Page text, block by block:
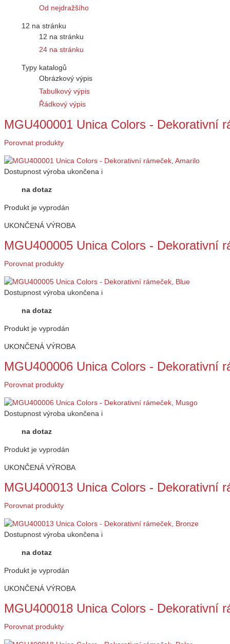
Od nejdražšího
12 na stránku
12 na stránku
24 na stránku
Typy katalogů
Obrázkový výpis
Tabulkový výpis
Řádkový výpis
MGU400001 Unica Colors - Dekorativní
Porovnat produkty
Dostupnost výroba ukončena i
na dotaz
Produkt je vyprodán
UKONČENÁ VÝROBA
MGU400005 Unica Colors - Dekorativní
Porovnat produkty
Dostupnost výroba ukončena i
na dotaz
Produkt je vyprodán
UKONČENÁ VÝROBA
MGU400006 Unica Colors - Dekorativní
Porovnat produkty
Dostupnost výroba ukončena i
na dotaz
Produkt je vyprodán
UKONČENÁ VÝROBA
MGU400013 Unica Colors - Dekorativní
Porovnat produkty
Dostupnost výroba ukončena i
na dotaz
Produkt je vyprodán
UKONČENÁ VÝROBA
MGU400018 Unica Colors - Dekorativní
Porovnat produkty